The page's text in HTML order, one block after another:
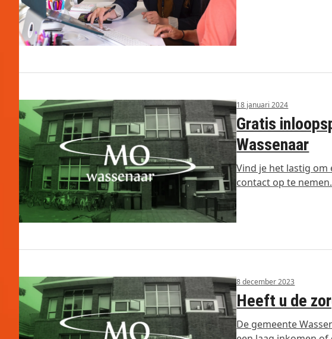
18 januari 2024
Gratis
Wassenaar
Vind je het lastig
contact op te
8 december 2023
Heeft u de
De gemeente